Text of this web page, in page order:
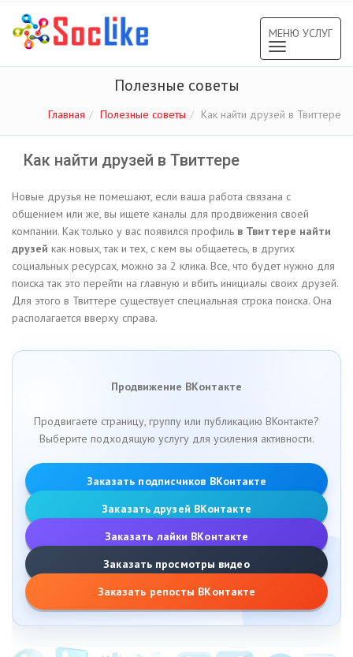
МЕНЮ УСЛУГ
navigation
Полезные советы
Главная Полезные советы Как найти друзей в Твиттере
Как найти друзей в Твиттере
Новые друзья не помешают, если ваша работа связана с
общением или же, вы ищете каналы для продвижения своей
компании. Как только у вас появился профиль в Твиттере найти
друзей как новых, так и тех, с кем вы общаетесь, в других
социальных ресурсах, можно за 2 клика. Все, что будет нужно для
поиска так это перейти на главную и вбить инициалы своих друзей.
Для этого в Твиттере существует специальная строка поиска. Она
располагается вверху справа.
Продвижение ВКонтакте
Продвигаете страницу, группу или публикацию ВКонтакте?
Выберите подходящую услугу для усиления активности.
Заказать подписчиков ВКонтакте
Заказать друзей ВКонтакте
Заказать лайки ВКонтакте
Заказать просмотры видео
Заказать репосты ВКонтакте